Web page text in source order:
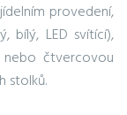
provedení,
bílý, LED svítící),
čtvercovou
stolků.